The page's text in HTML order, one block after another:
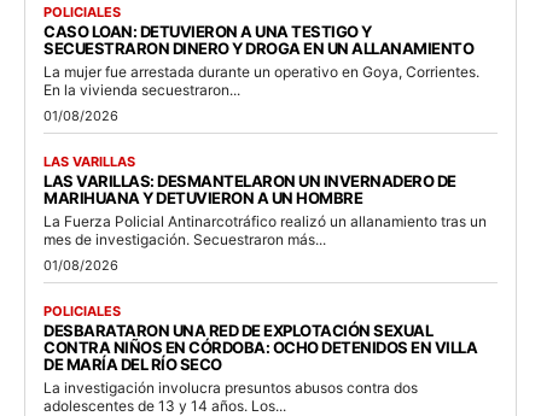
POLICIALES
CASO LOAN: DETUVIERON A UNA TESTIGO Y
SECUESTRARON DINERO Y DROGA EN UN ALLANAMIENTO
La mujer fue arrestada durante un operativo en Goya, Corrientes.
En la vivienda secuestraron...
01/08/2026
LAS VARILLAS
LAS VARILLAS: DESMANTELARON UN INVERNADERO DE
MARIHUANA Y DETUVIERON A UN HOMBRE
La Fuerza Policial Antinarcotráfico realizó un allanamiento tras un
mes de investigación. Secuestraron más...
01/08/2026
POLICIALES
DESBARATARON UNA RED DE EXPLOTACIÓN SEXUAL
CONTRA NIÑOS EN CÓRDOBA: OCHO DETENIDOS EN VILLA
DE MARÍA DEL RÍO SECO
La investigación involucra presuntos abusos contra dos
adolescentes de 13 y 14 años. Los...